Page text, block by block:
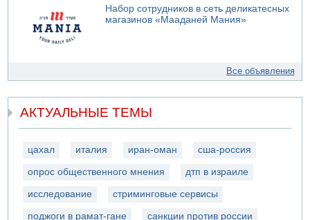
Набор сотрудников в сеть деликатесных
магазинов «Мааданей Мания»
Все объявления
АКТУАЛЬНЫЕ ТЕМЫ
цахал италия иран-оман сша-россия
опрос общественного мнения дтп в израиле
исследование стриминговые сервисы
поджоги в рамат-гане санкции против россии